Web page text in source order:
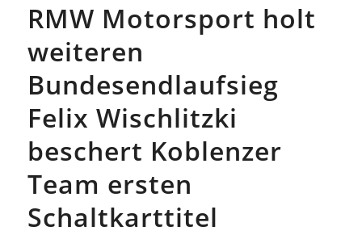
RMW Motorsport holt
weiteren
Bundesendlaufsieg
Felix Wischlitzki
beschert Koblenzer
Team ersten
Schaltkarttitel